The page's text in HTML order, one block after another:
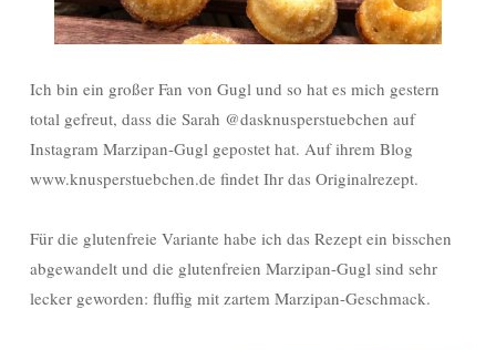
Ich bin ein großer Fan von Gugl und so hat es mich gestern
total gefreut, dass die Sarah @dasknusperstuebchen auf
Instagram Marzipan-Gugl gepostet hat. Auf ihrem Blog
www.knusperstuebchen.de findet Ihr das Originalrezept.
Für die glutenfreie Variante habe ich das Rezept ein bisschen
abgewandelt und die glutenfreien Marzipan-Gugl sind sehr
lecker geworden: fluffig mit zartem Marzipan-Geschmack.